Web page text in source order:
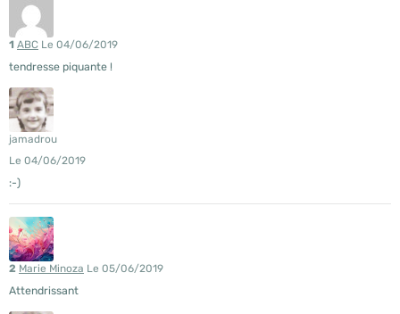
1 ABC Le 04/06/2019
tendresse piquante !
jamadrou
Le 04/06/2019
:-)
2 Marie Minoza Le 05/06/2019
Attendrissant